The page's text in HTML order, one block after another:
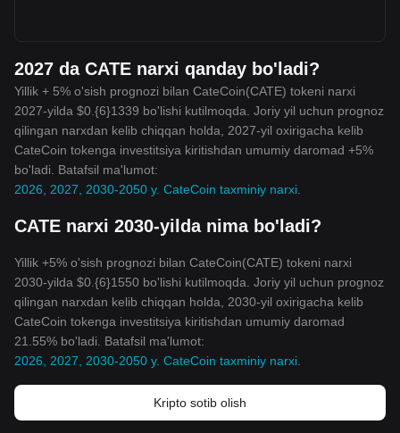
2027 da CATE narxi qanday bo'ladi?
Yillik + 5% o'sish prognozi bilan CateCoin(CATE) tokeni narxi
2027-yilda $0.{6}1339 bo'lishi kutilmoqda. Joriy yil uchun prognoz
qilingan narxdan kelib chiqqan holda, 2027-yil oxirigacha kelib
CateCoin tokenga investitsiya kiritishdan umumiy daromad +5%
bo'ladi. Batafsil ma'lumot:
2026, 2027, 2030-2050 y. CateCoin taxminiy narxi
CATE narxi 2030-yilda nima bo'ladi?
Yillik +5% o'sish prognozi bilan CateCoin(CATE) tokeni narxi
2030-yilda $0.{6}1550 bo'lishi kutilmoqda. Joriy yil uchun prognoz
qilingan narxdan kelib chiqqan holda, 2030-yil oxirigacha kelib
CateCoin tokenga investitsiya kiritishdan umumiy daromad
21.55% bo'ladi. Batafsil ma'lumot:
2026, 2027, 2030-2050 y. CateCoin taxminiy narxi
Kripto sotib olish